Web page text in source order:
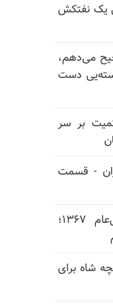
یک نفتکش
می‌دهم،
دست
بر سر
- قسمت
نقش مستقیم خمینی در قتل‌عام ۱۳۶۷؛
شاه برای